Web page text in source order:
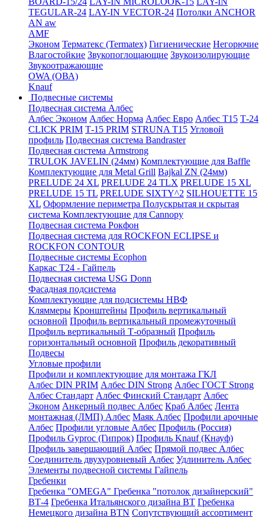
TEGULAR-24 LAY-IN VECTOR-24 Потолки ANCHOR
AN aw
AMF
Эконом Терматекс (Termatex) Гигиенические Негорючие
Влагостойкие Звукопоглощающие Звукоизолирующие
Звукоотражающие
OWA (ОВА)
Knauf
Подвесные системы
Подвесная система Албес
Албес Эконом Албес Норма Албес Евро Албес T15 Т-24
CLICK PRIM Т-15 PRIM STRUNA Т15 Угловой
профиль Подвесная система Bandraster
Подвесная система Armstrong
TRULOK JAVELIN (24мм) Комплектующие для Baffle
Комплектующие для Metal Grill Bajkal ZN (24мм)
PRELUDE 24 XL PRELUDE 24 TLX PRELUDE 15 XL
PRELUDE 15 TL PRELUDE SIXTY^2 SILHOUETTE 15
XL Оформление периметра Полускрытая и скрытая
система Комплектующие для Cannopy
Подвесная система Рокфон
Подвесная система для ROCKFON ECLIPSE и
ROCKFON CONTOUR
Подвесные системы Ecophon
Каркас Т24 - Гайпель
Подвесная система USG Donn
Фасадная подсистема
Комплектующие для подсистемы НВФ
Кляммеры Кронштейны Профиль вертикальный
основной Профиль вертикальный промежуточный
Профиль вертикальный Т-образный Профиль
горизонтальный основной Профиль декоративный
Подвесы
Угловые профили
Профили и комплектующие для монтажа ГКЛ
Албес DIN PRIM Албес DIN Strong Албес ГОСТ Strong
Албес Стандарт Албес Финский Стандарт Албес
Эконом Анкерный подвес Албес Краб Албес Лента
монтажная (ЛМП) Албес Маяк Албес Профили арочные
Албес Профили угловые Албес Профиль (Россия)
Профиль Gyproc (Гипрок) Профиль Knauf (Кнауф)
Профиль завершающий Албес Прямой подвес Албес
Соединитель двухуровневый Албес Удлинитель Албес
Элементы подвесной системы Гайпель
Гребенки
Гребенка "OMEGA" Гребенка "потолок дизайнерский"
ВТ-4 Гребенка Итальянского дизайна BT Гребенка
Немецкого дизайна ВТN Сопутствующий ассортимент